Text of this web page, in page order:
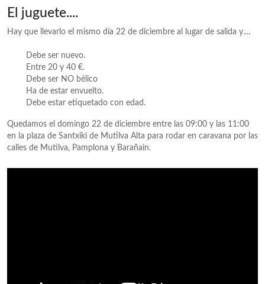
El juguete....
Hay que llevarlo el mismo día 22 de diciembre al lugar de salida y....
Debe ser nuevo.
Entre 20 y 40 €.
Debe ser NO bélico
Ha de estar envuelto.
Debe estar etiquetado con edad.
Quedamos el domingo 22 de diciembre entre las 09:00 y las 11:00
en la plaza de Santxiki de Mutilva Alta para rodar en caravana por las
calles de Mutilva, Pamplona y Barañain.